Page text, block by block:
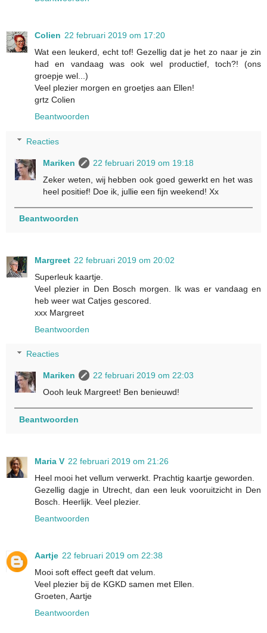
Colien 22 februari 2019 om 17:20
Wat een leukerd, echt tof! Gezellig dat je het zo naar je zin
had en vandaag was ook wel productief, toch?! (ons
groepje wel...)
Veel plezier morgen en groetjes aan Ellen!
grtz Colien
Beantwoorden
Reacties
Mariken
22 februari 2019 om 19:18
Zeker weten, wij hebben ook goed gewerkt en het was
heel positief! Doe ik, jullie een fijn weekend! Xx
Beantwoorden
Margreet 22 februari 2019 om 20:02
Superleuk kaartje.
Veel plezier in Den Bosch morgen. Ik was er vandaag en
heb weer wat Catjes gescored.
xxx Margreet
Beantwoorden
Reacties
Mariken
22 februari 2019 om 22:03
Oooh leuk Margreet! Ben benieuwd!
Beantwoorden
Maria V 22 februari 2019 om 21:26
Heel mooi het vellum verwerkt. Prachtig kaartje geworden.
Gezellig dagje in Utrecht, dan een leuk vooruitzicht in Den
Bosch. Heerlijk. Veel plezier.
Beantwoorden
Aartje 22 februari 2019 om 22:38
Mooi soft effect geeft dat velum.
Veel plezier bij de KGKD samen met Ellen.
Groeten, Aartje
Beantwoorden